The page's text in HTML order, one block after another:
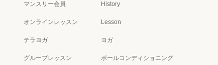
マンスリー会員
オンラインレッスン
テラヨガ
グループレッスン
History
Lesson
ヨガ
ポールコンディショニング